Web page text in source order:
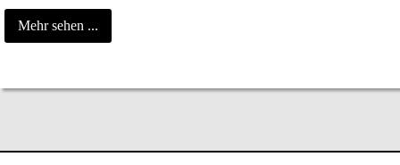
Mehr sehen ...